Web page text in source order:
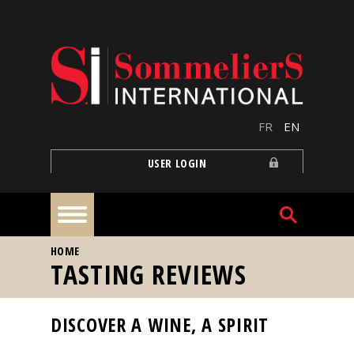
FR EN
USER LOGIN
Home
YOU ARE HERE
HOME
TASTING REVIEWS
DISCOVER A WINE, A SPIRIT